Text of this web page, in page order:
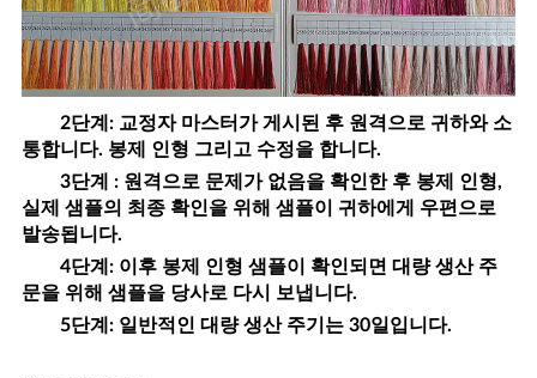
2단계: 교정자 마스터가 게시된 후 원격으로 귀하와 소
통합니다. 봉제 인형 그리고 수정을 합니다.
3단계 : 원격으로 문제가 없음을 확인한 후 봉제 인형,
실제 샘플의 최종 확인을 위해 샘플이 귀하에게 우편으로
발송됩니다.
4단계: 이후 봉제 인형 샘플이 확인되면 대량 생산 주
문을 위해 샘플을 당사로 다시 보냅니다.
5단계: 일반적인 대량 생산 주기는 30일입니다.